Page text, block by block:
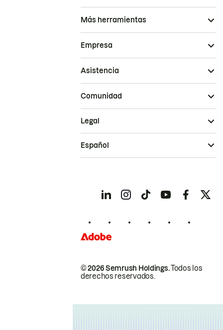
Más herramientas
Empresa
Asistencia
Comunidad
© 2026 Semrush Holdings.Todos los
derechos reservados.
Legal
Español